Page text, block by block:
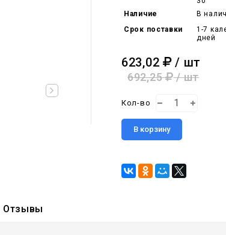
Наличие
В
Срок поставки
1-7
дней
623,02 / шт
692,25 / шт
Кол-во
В корзину
Отзывы